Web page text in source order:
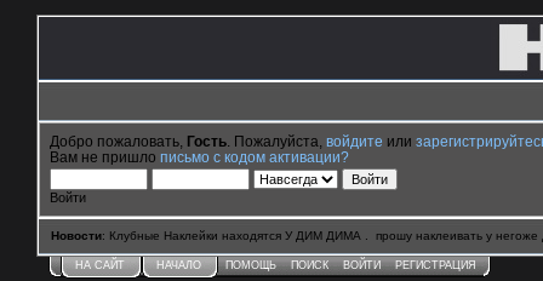
Добро пожаловать, Гость . Пожалуйста, войдите или
Вам не пришло письмо с кодом активации?
Войти
Новости: Клубные Наклейки находятся У ДИМ ДИМА . прошу наклеивать у негоже
НА САЙТ НАЧАЛО ПОМОЩЬ ПОИСК ВОЙТИ РЕГИСТРАЦИЯ